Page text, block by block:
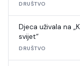
DRUŠTVO
Djeca uživala na
svijet“
DRUŠTVO